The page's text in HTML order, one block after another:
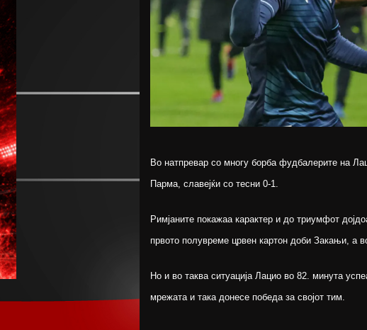
Во натпревар со многу борба фудбалерите на
Парма, славејќи со тесни 0-1.
Римјаните покажаа карактер и до триумфот
првото полувреме црвен картон доби Закањи, а
Но и во таква ситуација Лацио во 82. минута
мрежата и така донесе победа за својот тим.